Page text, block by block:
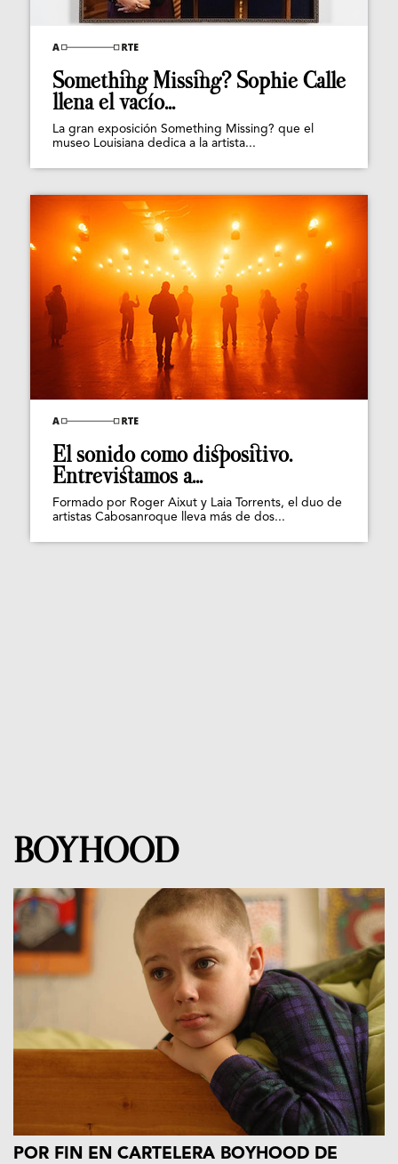
Something Missing? Sophie Calle
llena el vacío...
La gran exposición Something Missing? que el
museo Louisiana dedica a la artista...
El sonido como dispositivo.
Entrevistamos a...
Formado por Roger Aixut y Laia Torrents, el duo de
artistas Cabosanroque lleva más de dos...
BOYHOOD
POR FIN EN CARTELERA BOYHOOD DE